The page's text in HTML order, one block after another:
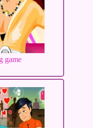
game